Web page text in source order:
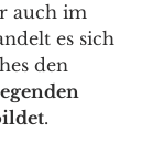
auch im
es sich
den
.